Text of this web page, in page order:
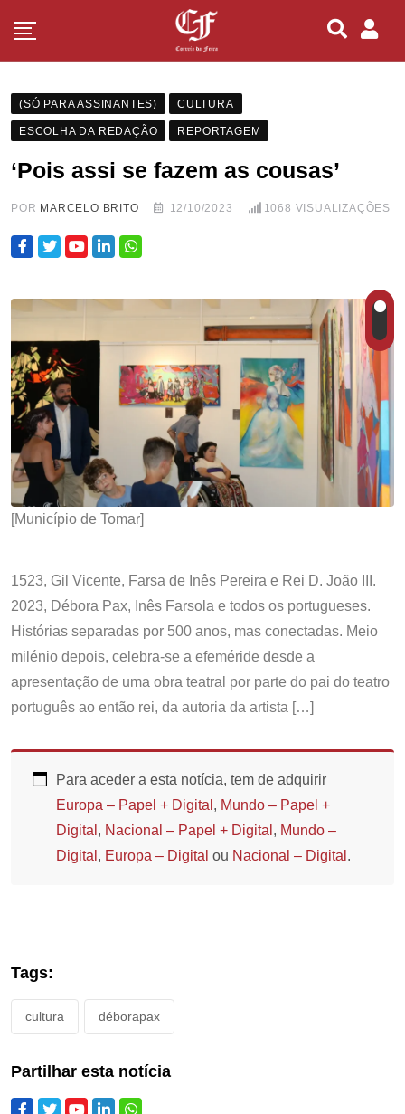
(SÓ PARA ASSINANTES) CULTURA
ESCOLHA DA REDAÇÃO REPORTAGEM
‘Pois assi se fazem as cousas’
POR MARCELO BRITO 12/10/2023 1068 VISUALIZAÇÕES
[Município de Tomar]
1523, Gil Vicente, Farsa de Inês Pereira e Rei D. João III.
2023, Débora Pax, Inês Farsola e todos os portugueses.
Histórias separadas por 500 anos, mas conectadas. Meio
milénio depois, celebra-se a efeméride desde a
apresentação de uma obra teatral por parte do pai do teatro
português ao então rei, da autoria da artista […]
Para aceder a esta notícia, tem de adquirir
Europa – Papel + Digital , Mundo – Papel +
Digital , Nacional – Papel + Digital , Mundo –
Digital , Europa – Digital ou Nacional – Digital .
Tags:
cultura déborapax
Partilhar esta notícia